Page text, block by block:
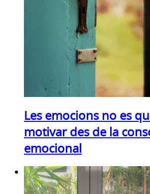
Les emocions no es
motivar des de la
emocional